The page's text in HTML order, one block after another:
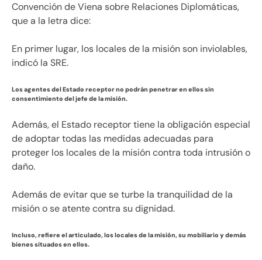
Convención de Viena sobre Relaciones Diplomáticas,
que a la letra dice:
En primer lugar, los locales de la misión son inviolables,
indicó la SRE.
Los agentes del Estado receptor no podrán penetrar en ellos sin
consentimiento del jefe de la misión.
Además, el Estado receptor tiene la obligación especial
de adoptar todas las medidas adecuadas para
proteger los locales de la misión contra toda intrusión o
daño.
Además de evitar que se turbe la tranquilidad de la
misión o se atente contra su dignidad.
Incluso, refiere el articulado, los locales de la misión, su mobiliario y demás
bienes situados en ellos.